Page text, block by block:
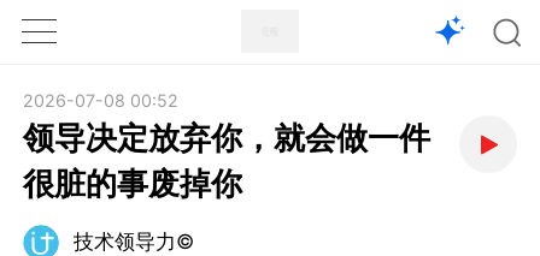
1X
2026-07-08 00:52
领导决定放弃你，就会做一件
很脏的事废掉你
技术领导力©